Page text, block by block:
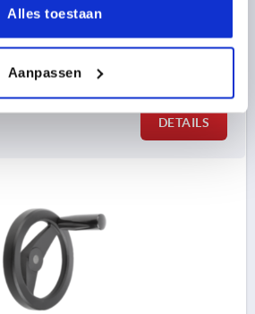
Alles toestaan
Aanpassen
D3=31
ZYLINDERGRIFF =Ø21 X M8 X 50
DETAILS